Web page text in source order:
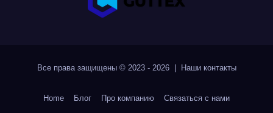
Все права защищены © 2023 - 2026 | Наши контакты
Home Блог Про компанию Связаться с нами